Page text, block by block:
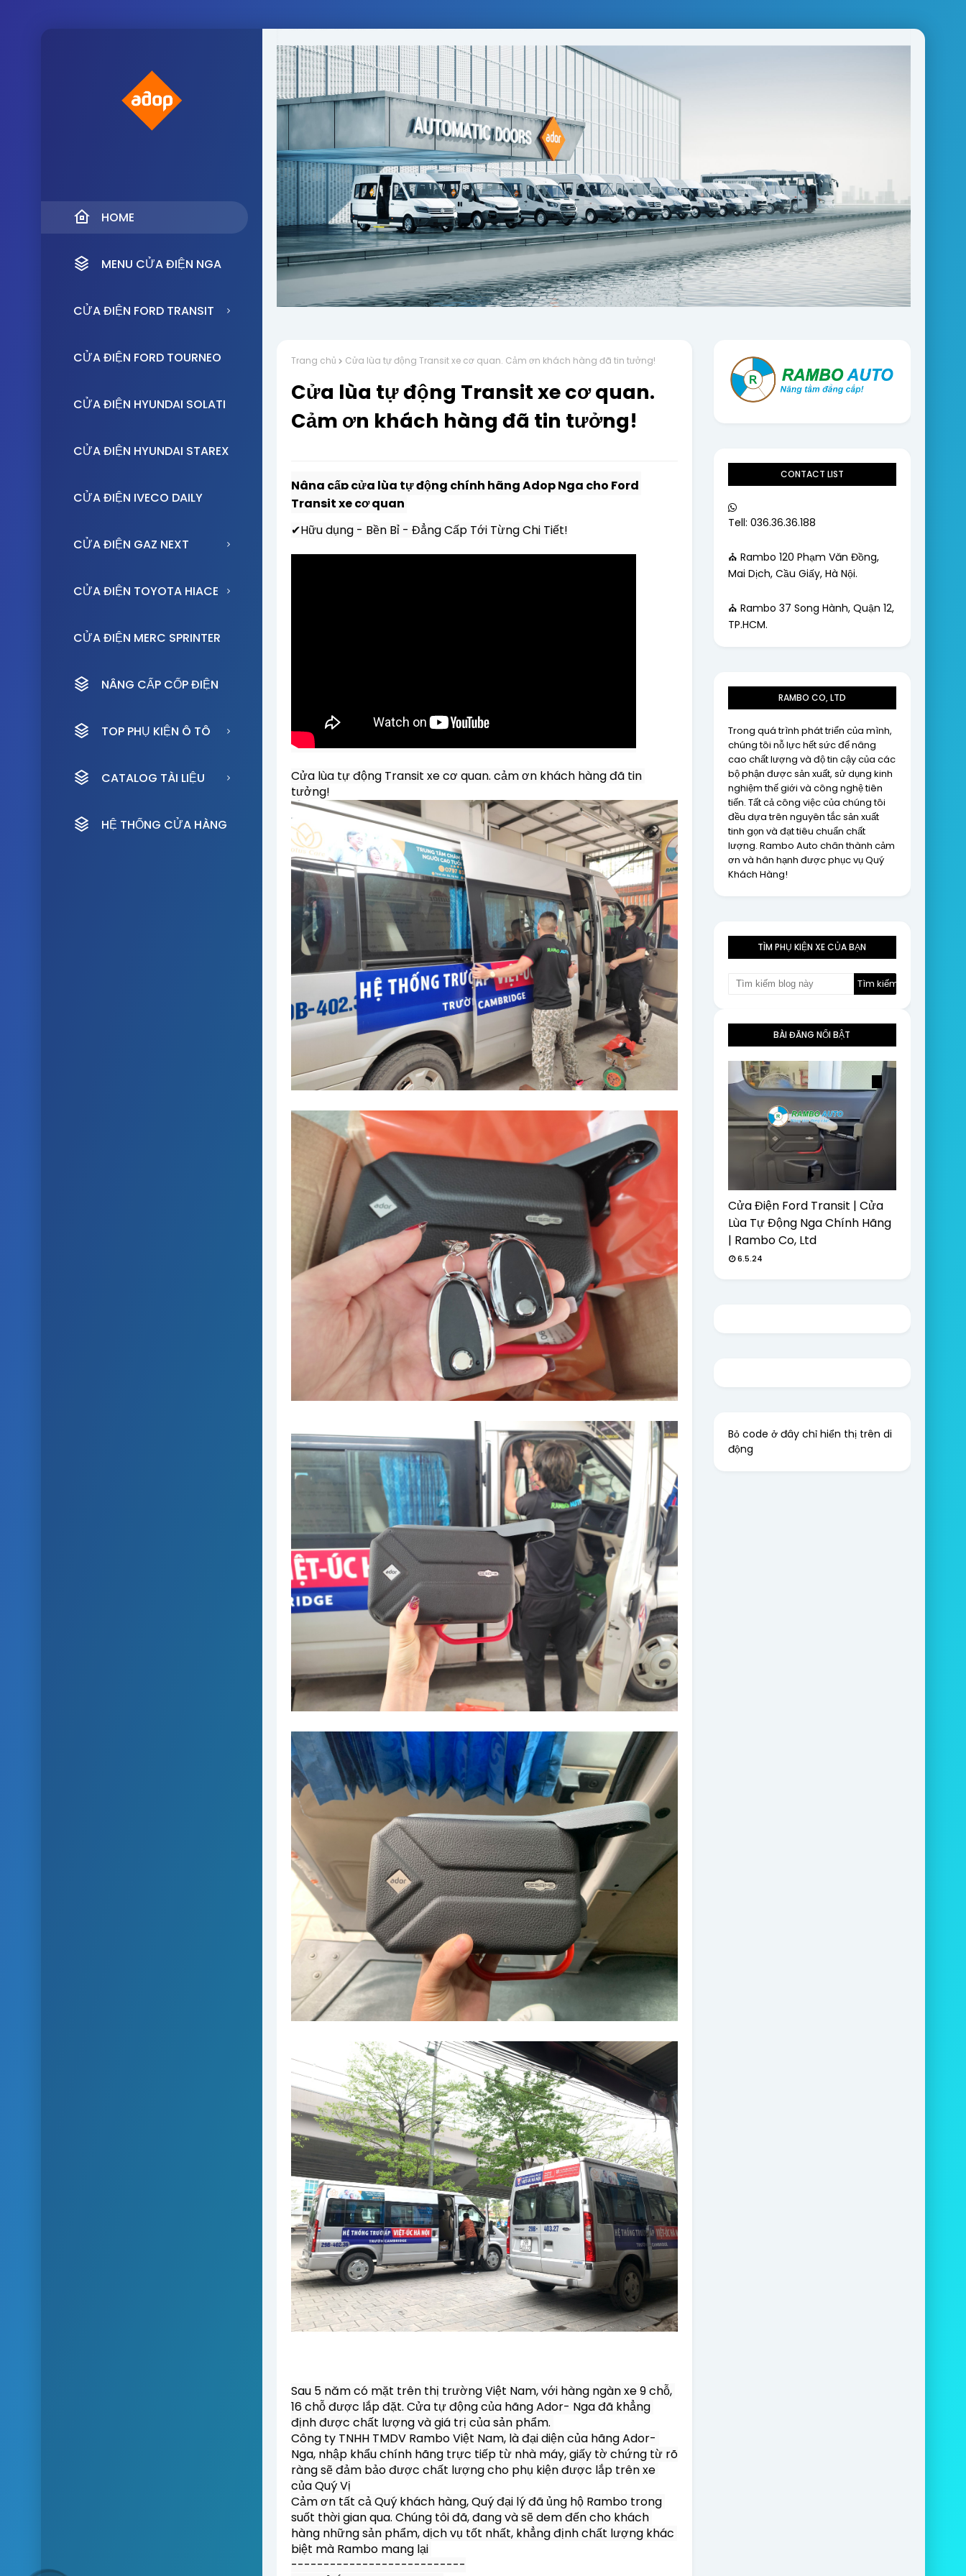
HOME
MENU CỬA ĐIỆN NGA
CỬA ĐIỆN FORD TRANSIT
CỬA ĐIỆN FORD TOURNEO
CỬA ĐIỆN HYUNDAI SOLATI
CỬA ĐIỆN HYUNDAI STAREX
CỬA ĐIỆN IVECO DAILY
CỬA ĐIỆN GAZ NEXT
CỬA ĐIỆN TOYOTA HIACE
CỬA ĐIỆN MERC SPRINTER
NÂNG CẤP CỐP ĐIỆN
TOP PHỤ KIỆN Ô TÔ
CATALOG TÀI LIỆU
HỆ THỐNG CỬA HÀNG
Trang chủ Cửa lùa tự động Transit xe cơ quan. Cảm ơn khách hàng đã tin tưởng!
Cửa lùa tự động Transit xe cơ quan.
Cảm ơn khách hàng đã tin tưởng!
Nâng cấp cửa lùa tự động chính hãng Adop Nga cho Ford
Transit xe cơ quan
✔Hữu dụng - Bền Bỉ - Đẳng Cấp Tới Từng Chi Tiết!
Cửa lùa tự động Transit xe cơ quan. cảm ơn khách hàng đã tin
tưởng!
Sau 5 năm có mặt trên thị trường Việt Nam, với hàng ngàn xe 9 chỗ,
16 chỗ được lắp đặt. Cửa tự động của hãng Ador- Nga đã khẳng
định được chất lượng và giá trị của sản phẩm.
Công ty TNHH TMDV Rambo Việt Nam, là đại diện của hãng Ador-
Nga, nhập khẩu chính hãng trực tiếp từ nhà máy, giấy tờ chứng từ rõ
ràng sẽ đảm bảo được chất lượng cho phụ kiện được lắp trên xe
của Quý Vị
Cảm ơn tất cả Quý khách hàng, Quý đại lý đã ủng hộ Rambo trong
suốt thời gian qua. Chúng tôi đã, đang và sẽ dem đến cho khách
hàng những sản phẩm, dịch vụ tốt nhất, khẳng định chất lượng khác
biệt mà Rambo mang lại
---------------------------
CONTACT LIST
Tell: 036.36.36.188
⛪ Rambo 120 Phạm Văn Đồng,
Mai Dịch, Cầu Giấy, Hà Nội.
⛪ Rambo 37 Song Hành, Quận 12,
TP.HCM.
RAMBO CO, LTD
Trong quá trình phát triển của mình,
chúng tôi nỗ lực hết sức để nâng
cao chất lượng và độ tin cậy của các
bộ phận được sản xuất, sử dụng kinh
nghiệm thế giới và công nghệ tiên
tiến. Tất cả công việc của chúng tôi
đều dựa trên nguyên tắc sản xuất
tinh gọn và đạt tiêu chuẩn chất
lượng. Rambo Auto chân thành cảm
ơn và hân hạnh được phục vụ Quý
Khách Hàng!
TÌM PHỤ KIỆN XE CỦA BẠN
BÀI ĐĂNG NỔI BẬT
Cửa Điện Ford Transit | Cửa
Lùa Tự Động Nga Chính Hãng
| Rambo Co, Ltd
6.5.24
Bỏ code ở đây chỉ hiển thị trên di
động